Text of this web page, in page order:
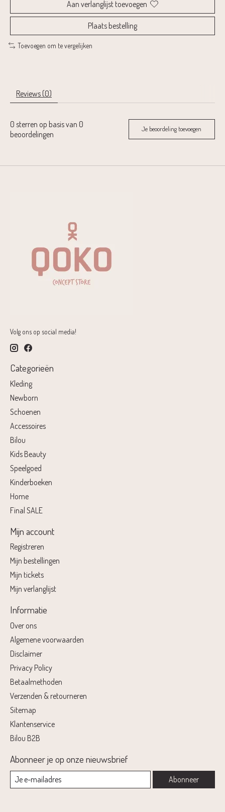
Aan verlanglijst toevoegen
Plaats bestelling
Toevoegen om te vergelijken
Reviews (0)
0 sterren op basis van 0
beoordelingen
Je beoordeling toevoegen
Volg ons op social media!
Categorieën
Kleding
Newborn
Schoenen
Accessoires
Bilou
Kids Beauty
Speelgoed
Kinderboeken
Home
Final SALE
Mijn account
Registreren
Mijn bestellingen
Mijn tickets
Mijn verlanglijst
Informatie
Over ons
Algemene voorwaarden
Disclaimer
Privacy Policy
Betaalmethoden
Verzenden & retourneren
Sitemap
Klantenservice
Bilou B2B
Abonneer je op onze nieuwsbrief
Abonneer